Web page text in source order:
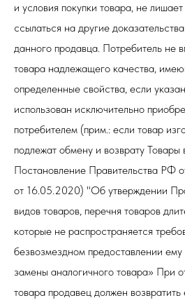
и условия покупки товара, не
ссылаться на другие
данного продавца. Потребитель не
товара надлежащего качества,
определенные свойства, если
использован исключительно
потребителем (прим.: если товар
подлежат обмену и возврату Товары
Постановление Правительства РФ
от 16.05.2020) "Об утверждении
видов товаров, перечня товаров
которые не распространяется
безвозмездном предоставлении
замены аналогичного товара» При
товара продавец должен